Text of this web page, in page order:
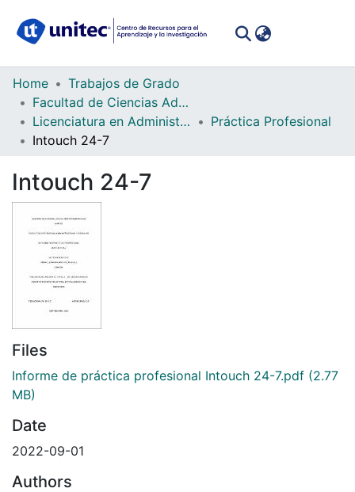
Communities
Collections
Statistics
Home
Trabajos de Grado
Facultad de Ciencias Administrativas y Sociales
Licenciatura en Administración Industrial e Inteligencia de Negocios
Práctica Profesional
Intouch 24-7
Intouch 24-7
Files
Informe de práctica profesional Intouch 24-7.pdf (2.77
MB)
Date
2022-09-01
Authors